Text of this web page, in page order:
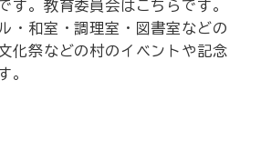
す。教育委員会はこちらです。
・和室・調理室・図書室などの
化祭などの村のイベントや記念
。